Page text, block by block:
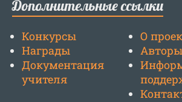
Дополнительные ссылки
Конкурсы
Награды
Документация
учителя
О
Авторы